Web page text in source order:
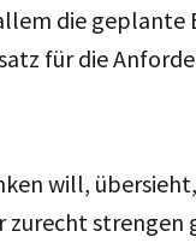
die geplante
für die
will,
strengen